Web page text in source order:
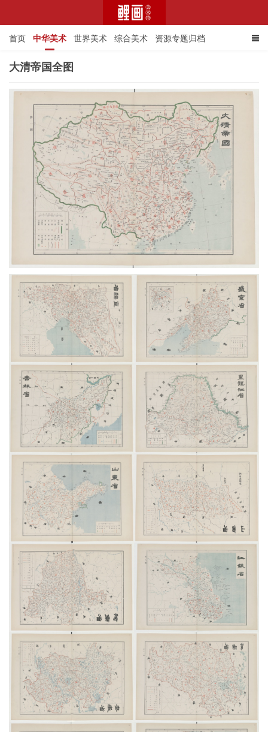
鲤画美术馆
首页 中华美术 世界美术 综合美术 资源专题归档
大清帝国全图